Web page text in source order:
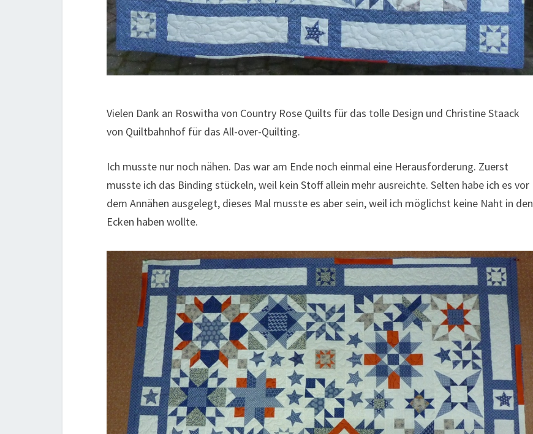
Vielen Dank an Roswitha von Country Rose Quilts für das tolle Design und Christine Staack
von Quiltbahnhof für das All-over-Quilting.
Ich musste nur noch nähen. Das war am Ende noch einmal eine Herausforderung. Zuerst
musste ich das Binding stückeln, weil kein Stoff allein mehr ausreichte. Selten habe ich es vor
dem Annähen ausgelegt, dieses Mal musste es aber sein, weil ich möglichst keine Naht in den
Ecken haben wollte.